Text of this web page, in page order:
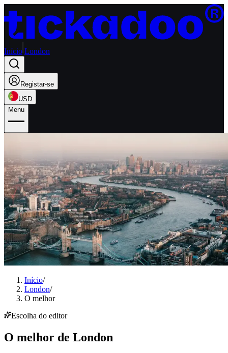
Início London
Registar-se
USD
Menu
Início/
London/
O melhor
Escolha do editor
O melhor de London